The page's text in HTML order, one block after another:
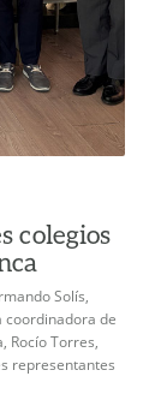
colegios
Solís,
coordinadora de
Rocío Torres,
representantes